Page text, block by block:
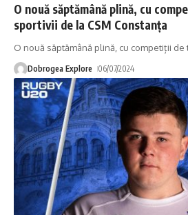
O nouă săptămână plină, cu
sportivii de la CSM Constanța
O nouă săptămână plină, cu competiții
Dobrogea Explore 06/07/2024